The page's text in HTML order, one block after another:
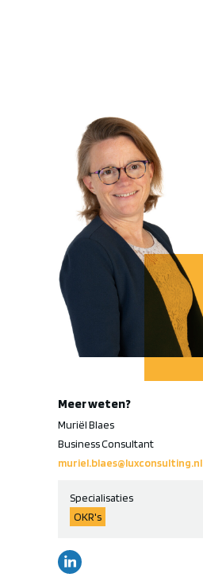
Meer weten?
Muriël Blaes
Business Consultant
muriel.blaes@luxconsulting.nl
Specialisaties
OKR's